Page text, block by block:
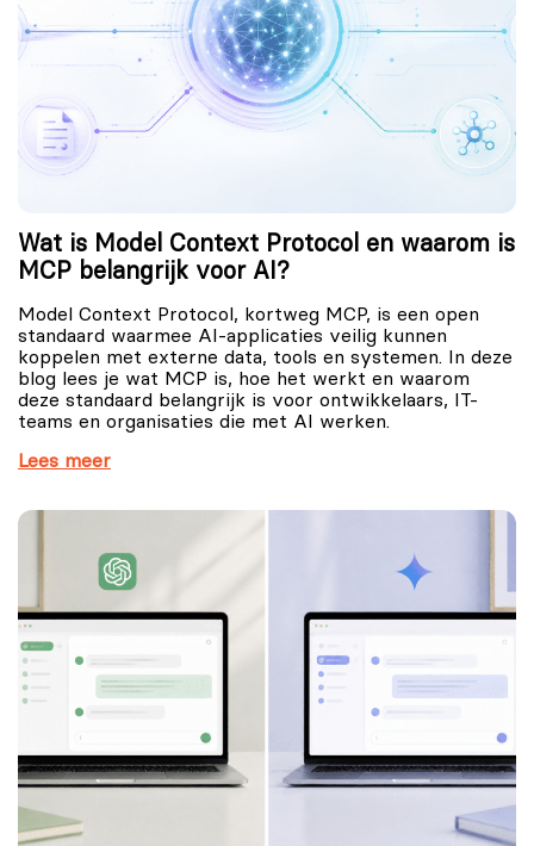
Wat is Model Context Protocol en waarom is
MCP belangrijk voor AI?
Model Context Protocol, kortweg MCP, is een open
standaard waarmee AI-applicaties veilig kunnen
koppelen met externe data, tools en systemen. In deze
blog lees je wat MCP is, hoe het werkt en waarom
deze standaard belangrijk is voor ontwikkelaars, IT-
teams en organisaties die met AI werken.
Lees meer